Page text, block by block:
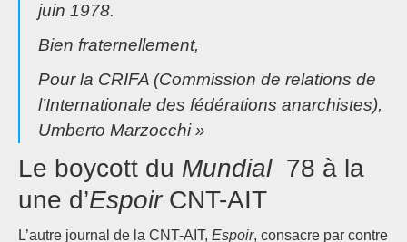
juin 1978.
Bien fraternellement,
Pour la CRIFA (Commission de relations de
l’Internationale des fédérations anarchistes),
Umberto Marzocchi »
Le boycott du Mundial 78 à la
une d’EspoirCNT-AIT
L’autre journal de la CNT-AIT, Espoir, consacre par contre